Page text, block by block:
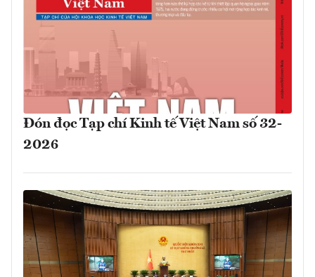
Đón đọc Tạp chí Kinh tế Việt Nam số 32-
2026